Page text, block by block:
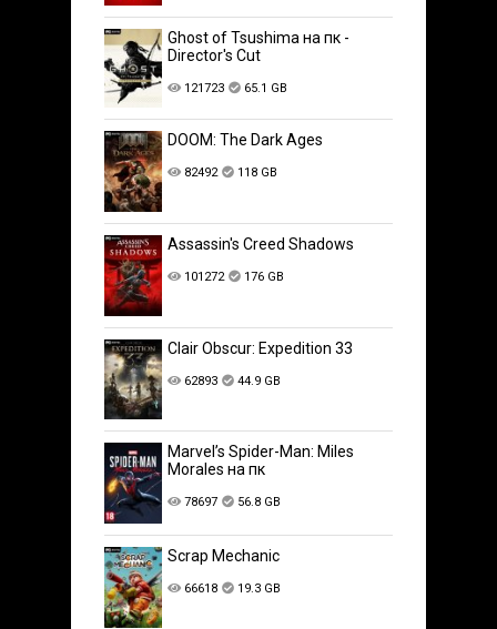
Ghost of Tsushima на пк -
Director's Cut
121723 65.1 GB
DOOM: The Dark Ages
82492 118 GB
Assassin's Creed Shadows
101272 176 GB
Clair Obscur: Expedition 33
62893 44.9 GB
Marvel’s Spider-Man: Miles
Morales на пк
78697 56.8 GB
Scrap Mechanic
66618 19.3 GB